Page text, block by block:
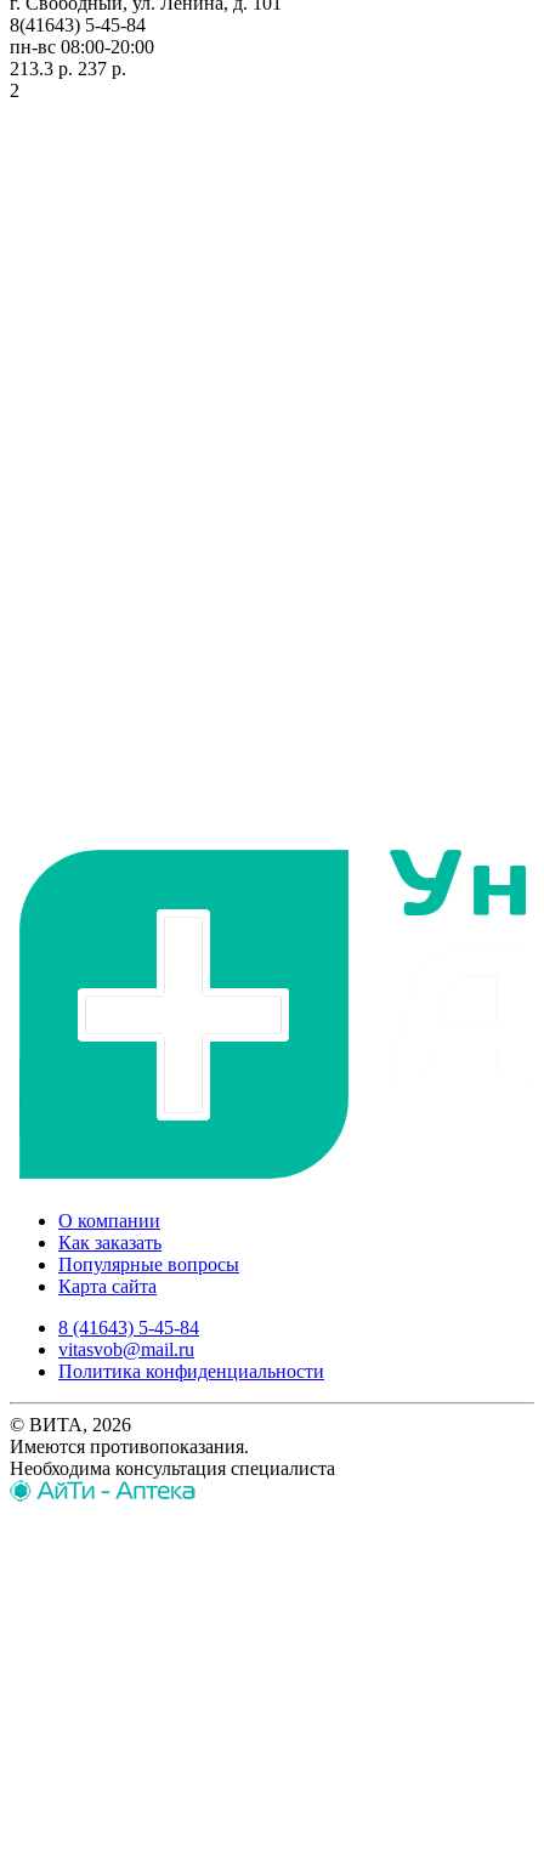
8(41643) 5-45-84
пн-вс 08:00-20:00
213.3 р. 237 р.
2
О компании
Как заказать
Популярные вопросы
Карта сайта
8 (41643) 5-45-84
vitasvob@mail.ru
Политика конфиденциальности
© ВИТА, 2026
Имеются противопоказания.
Необходима консультация специалиста